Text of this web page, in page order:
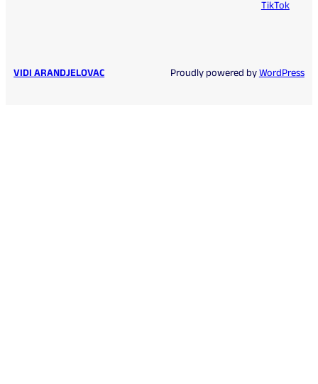
TikTok
VIDI ARANDJELOVAC Proudly powered byWordPress